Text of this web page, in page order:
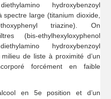
hydroxybenzoyl
large (titanium dioxide,
triazine). On
(bis-ethylhexyloxyphenol
hydroxybenzoyl
de liste à proximité d’un
forcément en faible
en 5e position et d’un